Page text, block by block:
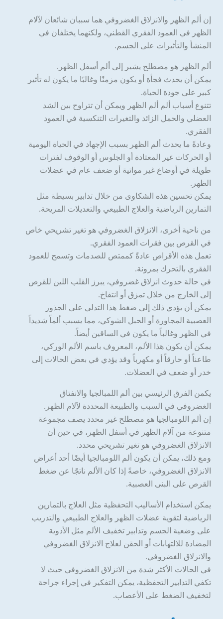
إن ألم الظهر والانزلاق الغضروفي هما سببان شائعان لآلام
الظهر في العمود الفقري القطني، ولكنهما يختلفان في
المنشأ والتأثيرات على الجسم.
ألم الظهر هو مصطلح يشير إلى ألم أسفل الظهر.
يمكن أن يحدث فجأة أو يكون مزمنًا وغالبًا ما يكون له تأثير
كبير على جودة الحياة.
تتنوع أسباب ألم ألم الظهر ويمكن أن تتراوح بين الشد
العضلي والحمل الزائد والتغيرات التنكسية في العمود
الفقري.
وعادةً ما يحدث ألم الظهر بسبب الإجهاد في الحياة اليومية
أو الحركات غير المعتادة أو الجلوس أو الوقوف لفترات
طويلة في أوضاع غير مواتية أو ضعف عام في عضلات
الظهر.
يمكن تحسين هذه الشكاوى من خلال تدابير بسيطة مثل
التمارين الرياضية والعلاج الطبيعي والتعديلات المريحة.
من ناحية أخرى، الانزلاق الغضروفي هو تغير تشريحي خاص
في القرص بين فقرات العمود الفقري.
تعمل هذه الأقراص عادةً كممتص للصدمات وتسمح للعمود
الفقري بالتحرك بمرونة.
في حالة حدوث انزلاق غضروفي، يبرز القلب اللين للقرص
إلى الخارج من خلال تمزق أو انتفاخ.
يمكن أن يؤدي ذلك إلى ضغط هذا التدلي على الجذور
العصبية المجاورة أو الحبل الشوكي، مما يسبب ألماً شديداً
في الظهر وغالباً ما يكون في الساقين أيضاً.
يمكن أن يكون هذا الألم، المعروف باسم الألم الوركي،
طاعناً أو حارقاً أو مكهرباً وقد يؤدي في بعض الحالات إلى
خدر أو ضعف في العضلات.
يكمن الفرق الرئيسي بين ألم اللمبالجيا والانفتاق
الغضروفي في السبب والطبيعة المحددة لآلام الظهر.
إن ألم اللومبالجيا هو مصطلح غير محدد يصف مجموعة
متنوعة من آلام الظهر في أسفل الظهر، في حين أن
الانزلاق الغضروفي هو تغير تشريحي محدد.
ومع ذلك، يمكن أن يكون ألم اللومبالجيا أيضًا أحد أعراض
الانزلاق الغضروفي، خاصةً إذا كان الألم ناتجًا عن ضغط
القرص على البنى العصبية.
يمكن استخدام الأساليب التحفظية مثل العلاج بالتمارين
الرياضية لتقوية عضلات الظهر والعلاج الطبيعي والتدريب
على وضعية الجسم وتدابير تخفيف الألم مثل الأدوية
المضادة للالتهابات أو الحقن لعلاج الانزلاق الغضروفي
والانزلاق الغضروفي.
في الحالات الأكثر شدة من الانزلاق الغضروفي حيث لا
تكفي التدابير التحفظية، يمكن التفكير في إجراء جراحة
لتخفيف الضغط على الأعصاب.